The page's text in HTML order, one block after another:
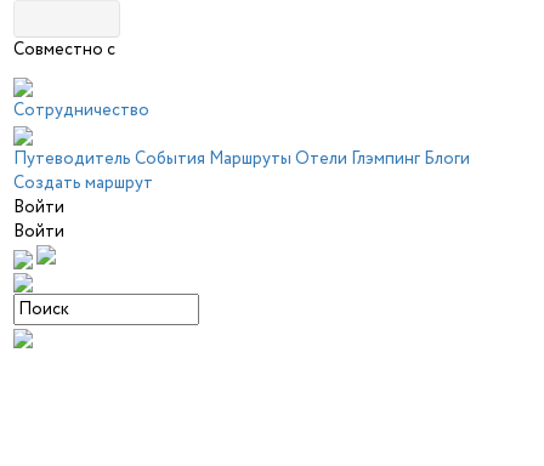
Совместно с
Сотрудничество
Путеводитель События Маршруты Отели Глэмпинг Блоги
Создать маршрут
Войти
Войти